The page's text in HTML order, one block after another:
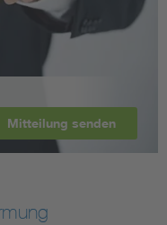
Mitteilung senden